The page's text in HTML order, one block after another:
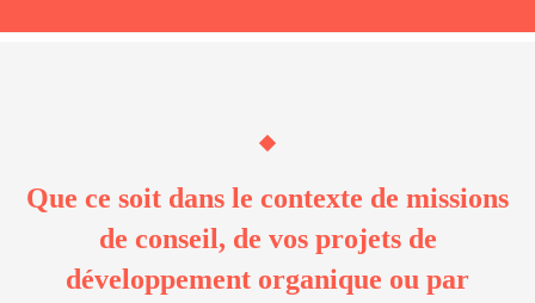
Que ce soit dans le contexte de missions
de conseil, de vos projets de
développement organique ou par